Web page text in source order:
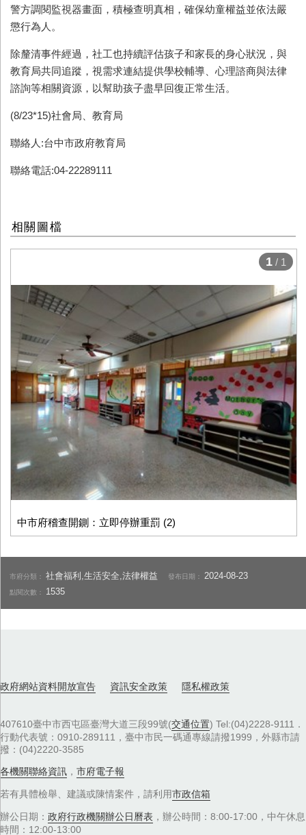
警方調閱監視器畫面，積極查明真相，確保幼童權益並依法嚴
懲行為人。
除釐清事件經過，社工也持續評估孩子和家長的身心狀況，與
教育局共同追蹤，視需求連結提供學校輔導、心理諮商與法律
諮詢等相關資源，以幫助孩子盡早回復正常生活。
(8/23*15)社會局、教育局
聯絡人:台中市政府教育局
聯絡電話:04-22289111
相關圖檔
中市府稽查開鍘：立即停辦重罰 (2)
1 / 1
市府分類：社會福利,生活安全,法律權益 發布日期： 2024-08-23
點閱次數： 1535
政府網站資料開放宣告 資訊安全政策 隱私權政策
407610臺中市西屯區臺灣大道三段99號(交通位置) Tel:(04)2228-9111．
行動代表號：0910-289111，臺中市民一碼通專線請撥1999，外縣市請
撥：(04)2220-3585
各機關聯絡資訊 ， 市府電子報
若有具體檢舉、建議或陳情案件，請利用市政信箱
辦公日期： 政府行政機關辦公日曆表 ，辦公時間：8:00-17:00，中午休息
時間：12:00-13:00